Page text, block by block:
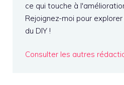
ce qui touche à
Rejoignez-moi pour
du DIY !
Consulter les autres